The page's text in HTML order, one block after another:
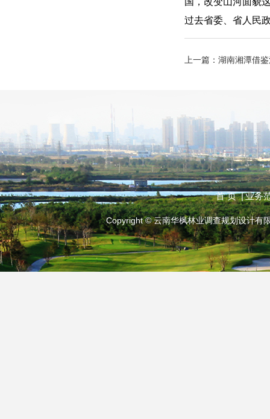
过去省委、省人民
上一篇： 湖南湘潭借
首 页 |业务
Copyright © 云南华枫林业调查规划设计有